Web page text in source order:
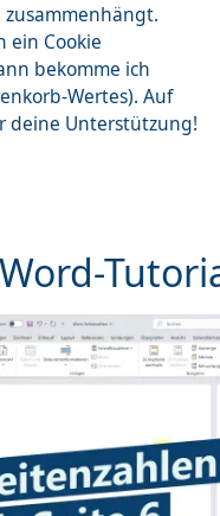
ein Cookie
bekomme ich
Wertes). Auf
deine Unterstützung!